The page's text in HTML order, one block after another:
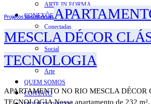
ARTE.IN.FORMA
CONEXÕES
Conectadas
Notas
Social
Mostras
Arte
QUEM SOMOS
CONTATO
Projetos Residenciais
MESCLA DÉCOR
TECNOLOGIA
APARTAMENTO NO RIO MESCLA DÉCOR
TECNOLOGIA Nesse apartamento de 232